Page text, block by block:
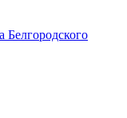
Белгородского